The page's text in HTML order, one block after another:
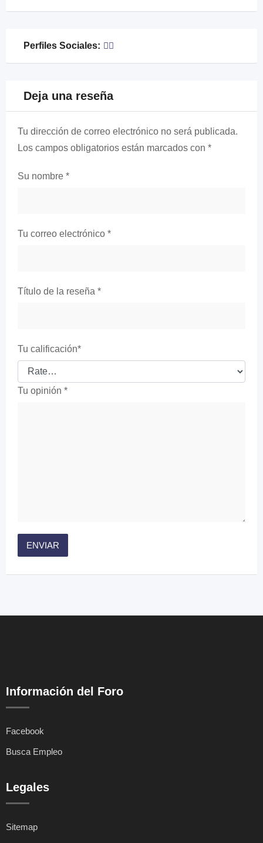
Perfiles Sociales:
Deja una reseña
Tu dirección de correo electrónico no será publicada.
Los campos obligatorios están marcados con *
Su nombre *
Tu correo electrónico *
Título de la reseña *
Tu calificación*
Tu opinión *
Información del Foro
Facebook
Busca Empleo
Legales
Sitemap